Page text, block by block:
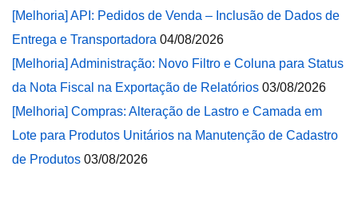
[Melhoria] API: Pedidos de Venda – Inclusão de Dados de
Entrega e Transportadora 04/08/2026
[Melhoria] Administração: Novo Filtro e Coluna para Status
da Nota Fiscal na Exportação de Relatórios 03/08/2026
[Melhoria] Compras: Alteração de Lastro e Camada em
Lote para Produtos Unitários na Manutenção de Cadastro
de Produtos 03/08/2026